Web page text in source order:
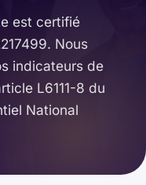
est certifié
Nous
indicateurs de
L6111-8 du
National